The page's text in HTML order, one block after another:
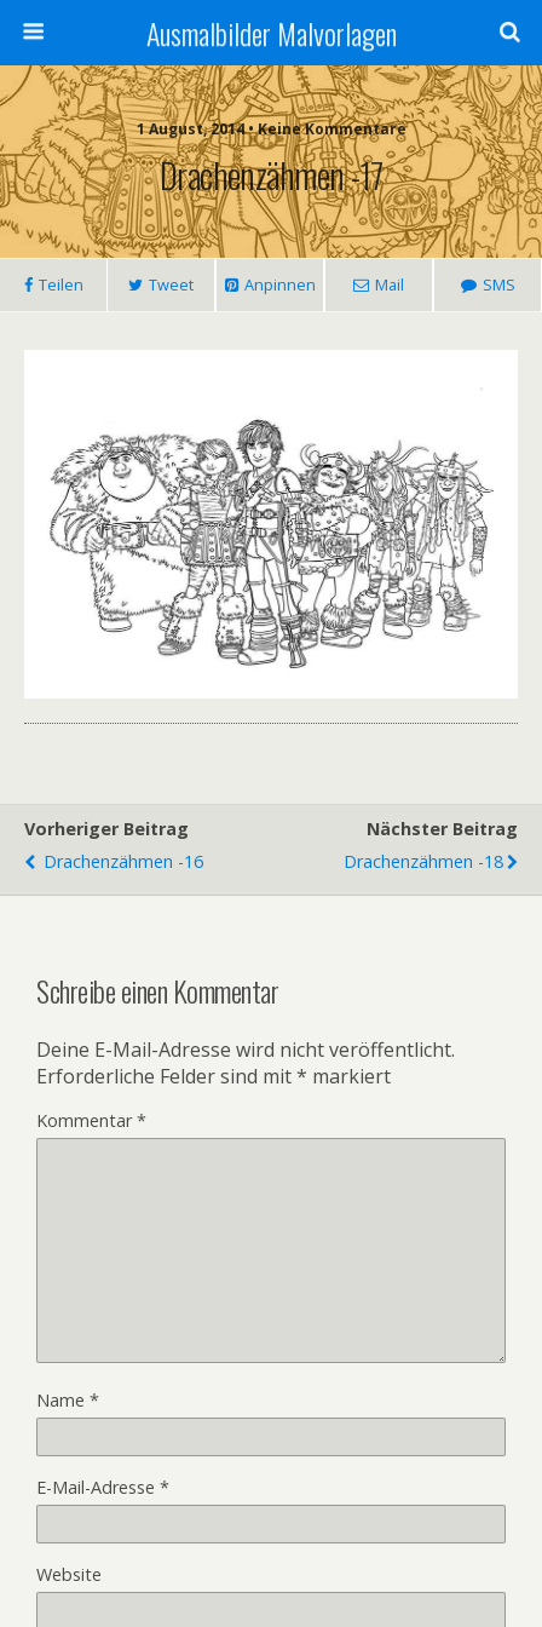
Ausmalbilder Malvorlagen
1 August, 2014 • Keine Kommentare
Drachenzähmen -17
Teilen Tweet Anpinnen Mail SMS
Vorheriger Beitrag
Drachenzähmen -16
Nächster Beitrag
Drachenzähmen -18
Schreibe einen Kommentar
Deine E-Mail-Adresse wird nicht veröffentlicht.
Erforderliche Felder sind mit* markiert
Kommentar*
Name *
E-Mail-Adresse *
Website